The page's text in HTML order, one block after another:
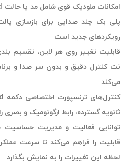
پلی بک چند صدایی برای بازسازی
رویکردهای جدید است
می‌کند
ثانویه گسترده، رابط ارگونومیک و بصری
توانایی فعالیت و مدیریت
قابلیت را فراهم می‌کند تا سرعت
لحظه این تغییرات را به نمایش بگذارد